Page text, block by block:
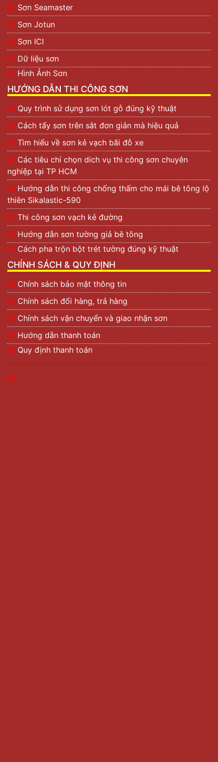
Sơn Seamaster
Sơn Jotun
Sơn ICI
Dữ liệu sơn
Hình Ảnh Sơn
HƯỚNG DẪN THI CÔNG SƠN
Quy trình sử dụng sơn lót gỗ đúng kỹ thuật
Cách tẩy sơn trên sắt đơn giản mà hiệu quả
Tìm hiểu về sơn kẻ vạch bãi đỗ xe
Các tiêu chí chọn dich vụ thi công sơn chuyên
nghiệp tại TP HCM
Hướng dẫn thi công chống thấm cho mái bê tông lộ
thiên Sikalastic-590
Thi công sơn vạch kẻ đường
Hướng dẫn sơn tường giả bê tông
Cách pha trộn bột trét tường đúng kỹ thuật
CHÍNH SÁCH & QUY ĐỊNH
Chính sách bảo mật thông tin
Chính sách đổi hàng, trả hàng
Chính sách vận chuyển và giao nhận sơn
Hướng dẫn thanh toán
Quy định thanh toán